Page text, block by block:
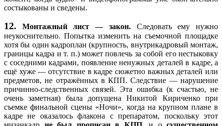
состыкованы и сведены.
12. Монтажный лист — закон.Следовать ему нужно
неукоснительно. Попытка изменить на съемочной площадке
хотя бы один кадроплан (крупность, внутрикадровый монтаж,
границы кадра и т. п.) может повлечь за собой его нестыковку
с соседними кадрами, появление ненужных деталей в кадре, а
ещё хуже — отсутствие в кадре сюжетно важных деталей или
предметов, не отражённых в КПП. Следствие — нарушение
причинно-следственных связей. Эта ошибка (к счастью, не
очень заметная) была допущена Никитой Кириченко при
съемке финальной сцены «Ночи», когда на крупном плане в
кадре не оказалось флакона с препаратом, поскольку этот